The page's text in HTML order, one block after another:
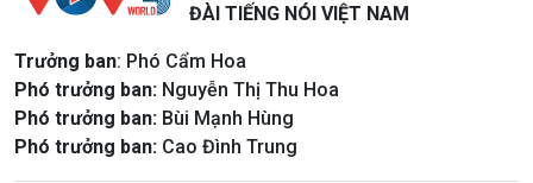
ĐÀI TIẾNG NÓI VIỆT NAM
Trưởng ban: Phó Cẩm Hoa
Phó trưởng ban: Nguyễn Thị Thu Hoa
Phó trưởng ban: Bùi Mạnh Hùng
Phó trưởng ban: Cao Đình Trung